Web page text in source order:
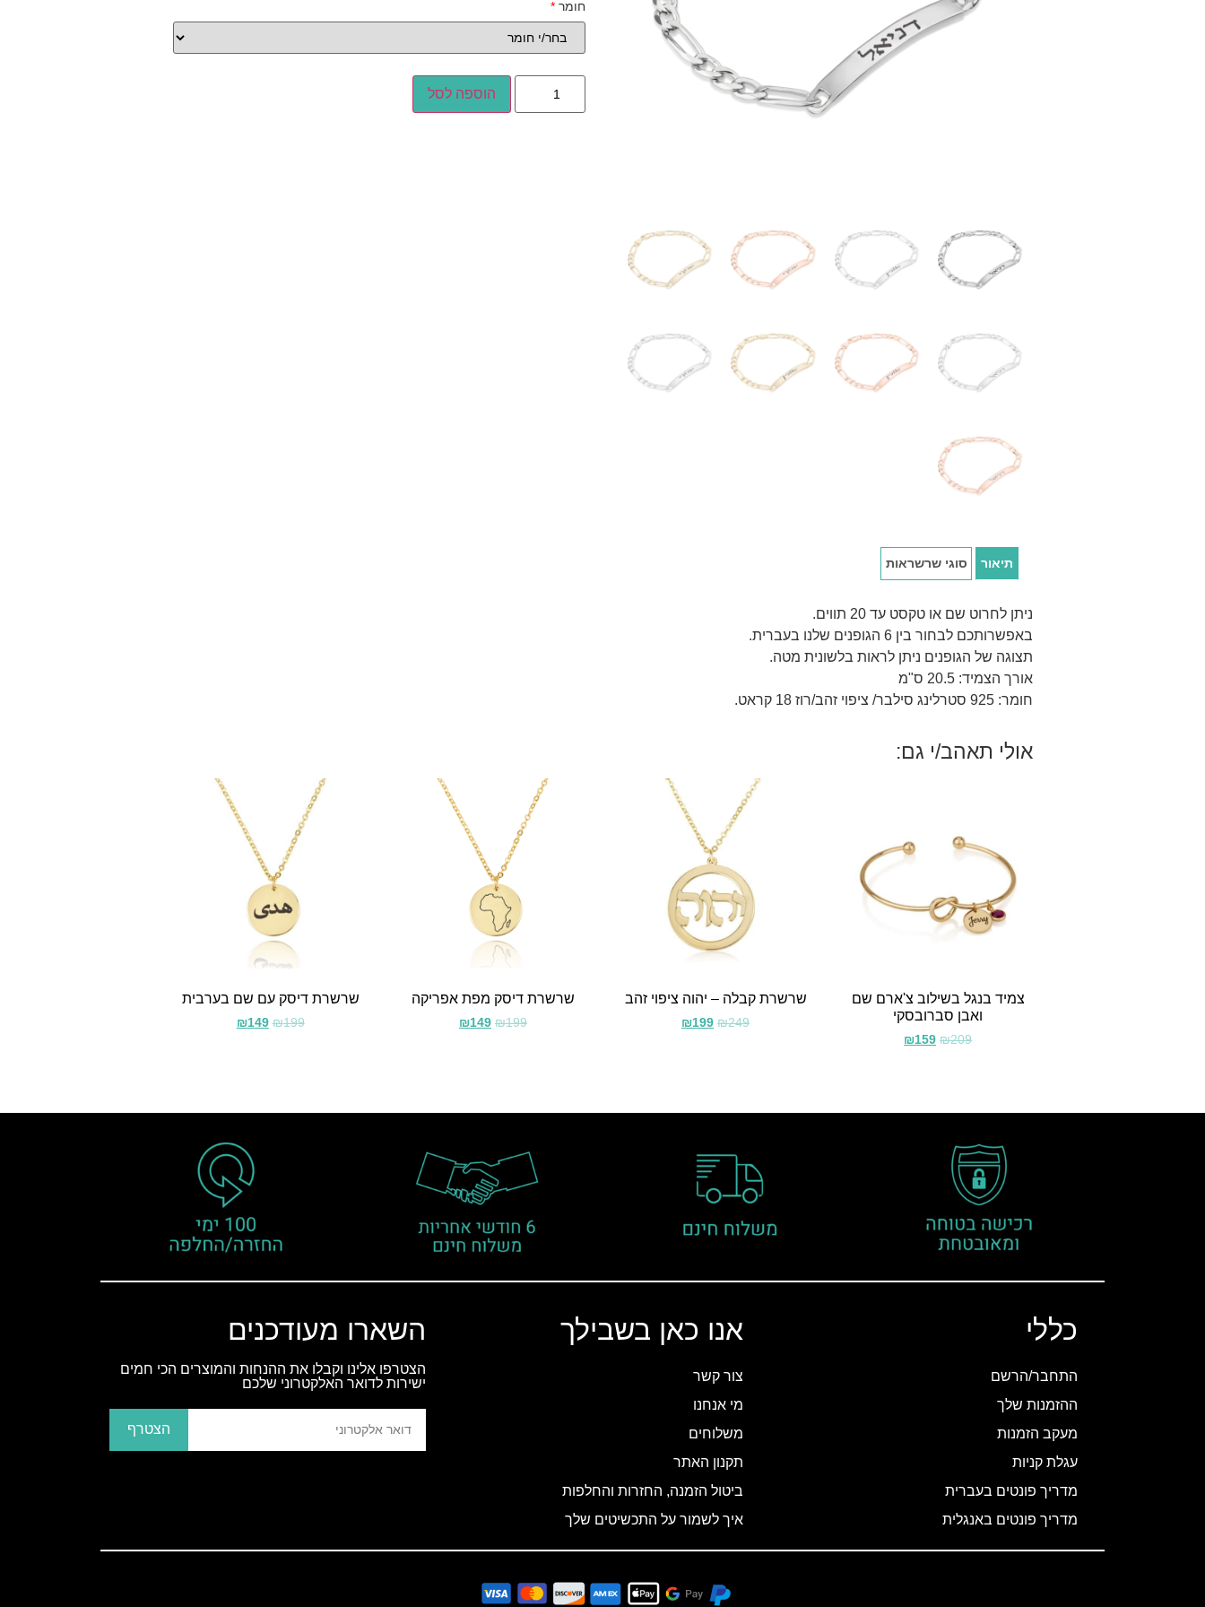
חומר*
הוספה לסל
תיאור סוגי שרשראות
ניתן לחרוט שם או טקסט עד 20 תווים.
באפשרותכם לבחור בין 6 הגופנים שלנו בעברית.
תצוגה של הגופנים ניתן לראות בלשונית מטה.
אורך הצמיד: 20.5 ס"מ
חומר: 925 סטרלינג סילבר/ ציפוי זהב/רוז 18 קראט.
אולי תאהב/י גם:
צמיד בנגל בשילוב צ'ארם שם
ואבן סברובסקי
₪209
₪159
שרשרת קבלה – יהוה ציפוי זהב
₪249
₪199
שרשרת דיסק מפת אפריקה
₪199
₪149
שרשרת דיסק עם שם בערבית
₪199
₪149
כללי
התחבר/הרשם
ההזמנות שלך
מעקב הזמנות
עגלת קניות
מדריך פונטים בעברית
מדריך פונטים באנגלית
אנו כאן בשבילך
צור קשר
מי אנחנו
משלוחים
תקנון האתר
ביטול הזמנה, החזרות והחלפות
איך לשמור על התכשיטים שלך
השארו מעודכנים
הצטרפו אלינו וקבלו את ההנחות והמוצרים הכי חמים
ישירות לדואר האלקטרוני שלכם
הצטרף